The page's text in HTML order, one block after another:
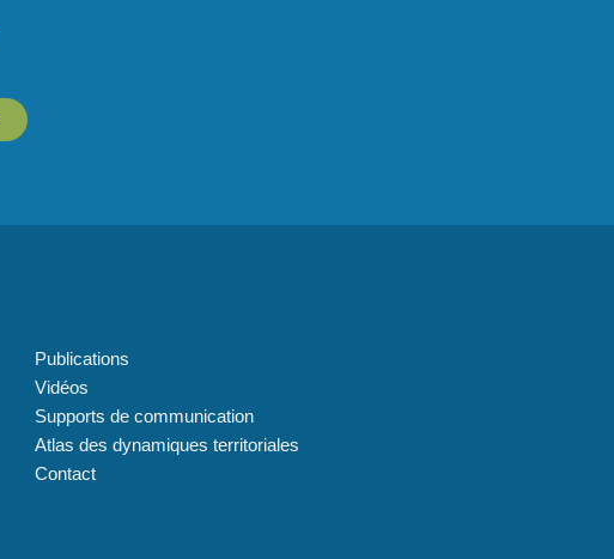
Publications
Vidéos
Supports de communication
Atlas des dynamiques territoriales
Contact